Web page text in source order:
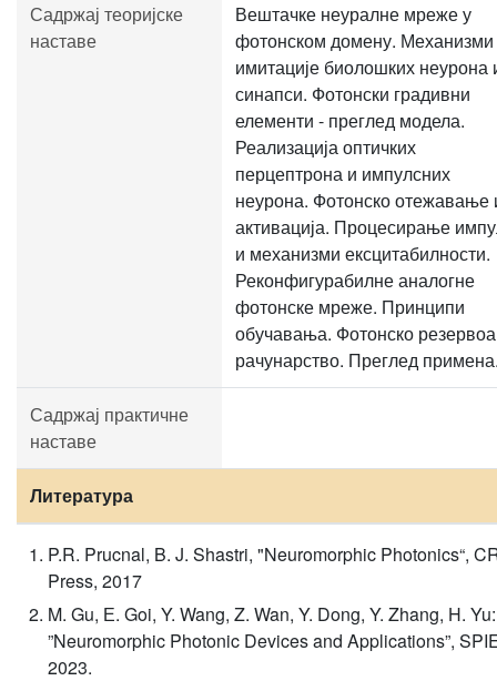
Садржај теоријске
наставе
Вештачке неуралне мреже у
фотонском домену. Механизми
имитације биолошких неурона
синапси. Фотонски градивни
елементи - преглед модела.
Реализација оптичких
перцептрона и импулсних
неурона. Фотонско отежавање
активација. Процесирање
и механизми ексцитабилности.
Реконфигурабилне аналогне
фотонске мреже. Принципи
обучавања. Фотонско
рачунарство. Преглед
Садржај практичне
наставе
Литература
P.R. Prucnal, B. J. Shastri, "Neuromorphic Photonics“,
Press, 2017
M. Gu, Е. Goi, Y. Wang, Z. Wan, Y. Dong, Y. Zhang, H. Yu:
”Neuromorphic Photonic Devices and Applications”,
2023.